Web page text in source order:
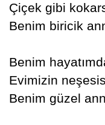
Çiçek gibi
Benim biricik
Benim
Evimizin
Benim güzel